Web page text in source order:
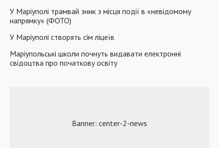
У Маріуполі трамвай зник з місця події в «невідомому
напрямку» (ФОТО)
У Маріуполі створять сім ліцеїв
Маріупольські школи почнуть видавати електронні
свідоцтва про початкову освіту